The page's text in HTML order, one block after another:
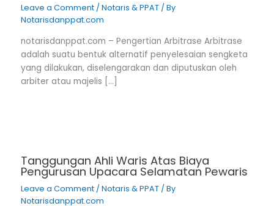
Leave a Comment /Notaris & PPAT / By
Notarisdanppat.com
notarisdanppat.com – Pengertian Arbitrase Arbitrase
adalah suatu bentuk alternatif penyelesaian sengketa
yang dilakukan, diselengarakan dan diputuskan oleh
arbiter atau majelis […]
Tanggungan Ahli Waris Atas Biaya
Pengurusan Upacara Selamatan Pewaris
Leave a Comment /Notaris & PPAT / By
Notarisdanppat.com